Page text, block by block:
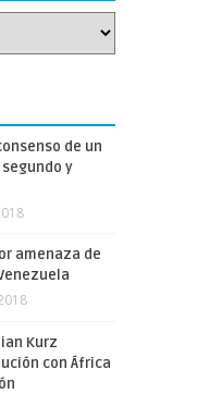
de un
y
amenaza de
Kurz
con África